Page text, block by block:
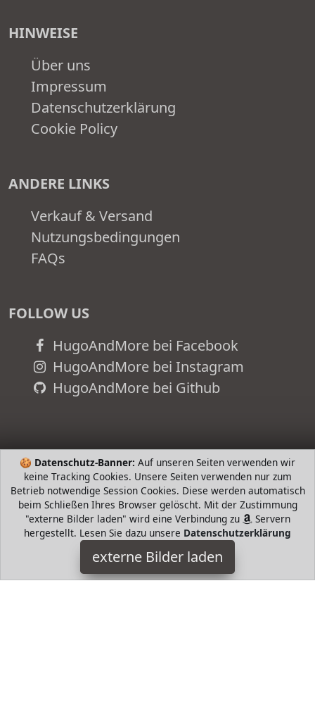
🍪 Datenschutz-Banner: Auf unseren Seiten verwenden wir
keine Tracking Cookies. Unsere Seiten verwenden nur zum
Betrieb notwendige Session Cookies. Diese werden automatisch
beim Schließen Ihres Browser gelöscht. Mit der Zustimmung
"externe Bilder laden" wird eine Verbindung zu
Servern
hergestellt. Lesen Sie dazu unsere Datenschutzerklärung
externe Bilder laden
HINWEISE
Über uns
Impressum
Datenschutzerklärung
Cookie Policy
ANDERE LINKS
Verkauf & Versand
Nutzungsbedingungen
FAQs
FOLLOW US
HugoAndMore bei Facebook
HugoAndMore bei Instagram
HugoAndMore bei Github
FHQHTH
Textilien terial Hochwertiger Kunstfell Stoff Material Polyester